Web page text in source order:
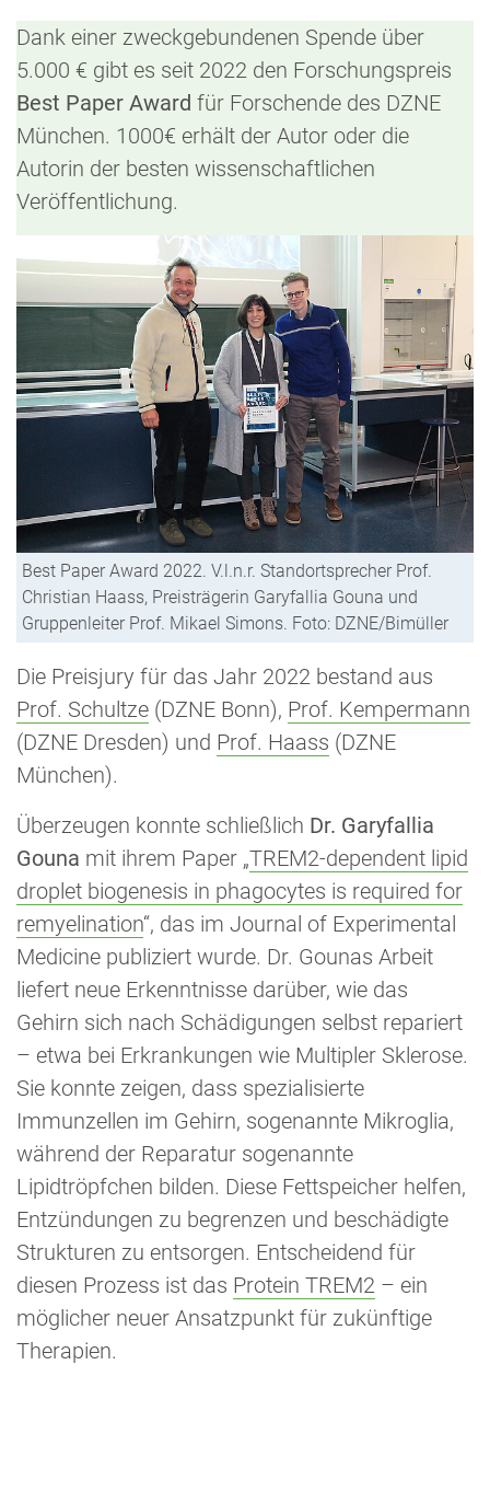
Dank einer zweckgebundenen Spende über
5.000 € gibt es seit 2022 den Forschungspreis
Best Paper Award für Forschende des DZNE
München. 1000€ erhält der Autor oder die
Autorin der besten wissenschaftlichen
Veröffentlichung.
Best Paper Award 2022. V.l.n.r. Standortsprecher Prof.
Christian Haass, Preisträgerin Garyfallia Gouna und
Gruppenleiter Prof. Mikael Simons. Foto: DZNE/Bimüller
Die Preisjury für das Jahr 2022 bestand aus
Prof. Schultze (DZNE Bonn), Prof. Kempermann
(DZNE Dresden) und Prof. Haass (DZNE
München).
Überzeugen konnte schließlich Dr. Garyfallia
Gouna mit ihrem Paper „TREM2-dependent lipid
droplet biogenesis in phagocytes is required for
remyelination“, das im Journal of Experimental
Medicine publiziert wurde. Dr. Gounas Arbeit
liefert neue Erkenntnisse darüber, wie das
Gehirn sich nach Schädigungen selbst repariert
– etwa bei Erkrankungen wie Multipler Sklerose.
Sie konnte zeigen, dass spezialisierte
Immunzellen im Gehirn, sogenannte Mikroglia,
während der Reparatur sogenannte
Lipidtröpfchen bilden. Diese Fettspeicher helfen,
Entzündungen zu begrenzen und beschädigte
Strukturen zu entsorgen. Entscheidend für
diesen Prozess ist das Protein TREM2 – ein
möglicher neuer Ansatzpunkt für zukünftige
Therapien.